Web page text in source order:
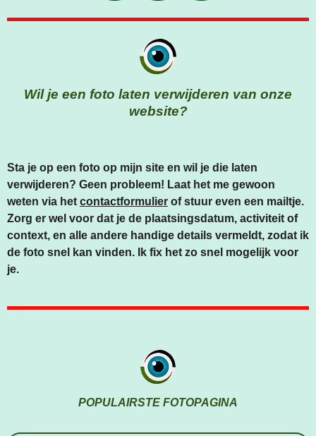
O
T
A
G
R
A
Wil je een foto laten verwijderen van onze
website?
Sta je op een foto op mijn site en wil je die laten
verwijderen? Geen probleem! Laat het me gewoon
weten via het contactformulier of stuur even een mailtje.
Zorg er wel voor dat je de plaatsingsdatum, activiteit of
context, en alle andere handige details vermeldt, zodat ik
de foto snel kan vinden. Ik fix het zo snel mogelijk voor
je.
POPULAIRSTE FOTOPAGINA